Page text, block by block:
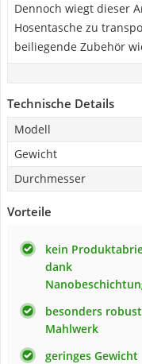
Dennoch wiegt dieser
Hosentasche zu
beiliegende Zubehör
Technische Details
Modell
Gewicht
Durchmesser
Vorteile
kein
dank
besonders
Mahlwerk
geringes Gewicht